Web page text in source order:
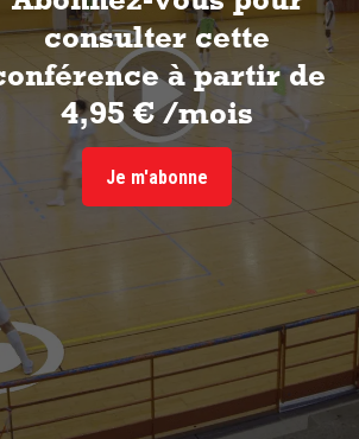
consulter cette
à partir de
4,95 € /mois
Je m'abonne